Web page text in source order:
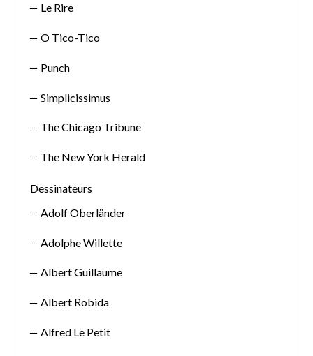
Le Rire
O Tico-Tico
Punch
Simplicissimus
The Chicago Tribune
The New York Herald
Dessinateurs
Adolf Oberländer
Adolphe Willette
Albert Guillaume
Albert Robida
Alfred Le Petit
r